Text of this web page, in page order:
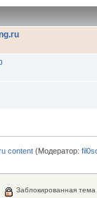
content(Модератор:
Заблокированная тема